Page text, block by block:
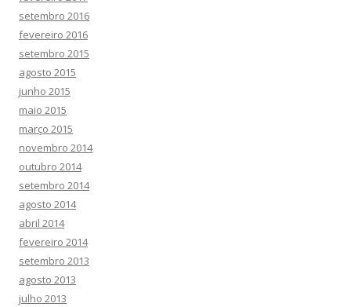
setembro 2016
fevereiro 2016
setembro 2015
agosto 2015
junho 2015
maio 2015
março 2015
novembro 2014
outubro 2014
setembro 2014
agosto 2014
abril 2014
fevereiro 2014
setembro 2013
agosto 2013
julho 2013